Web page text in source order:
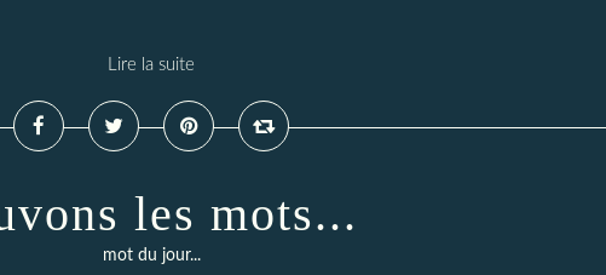
Lire la suite
les mots...
mot du jour...